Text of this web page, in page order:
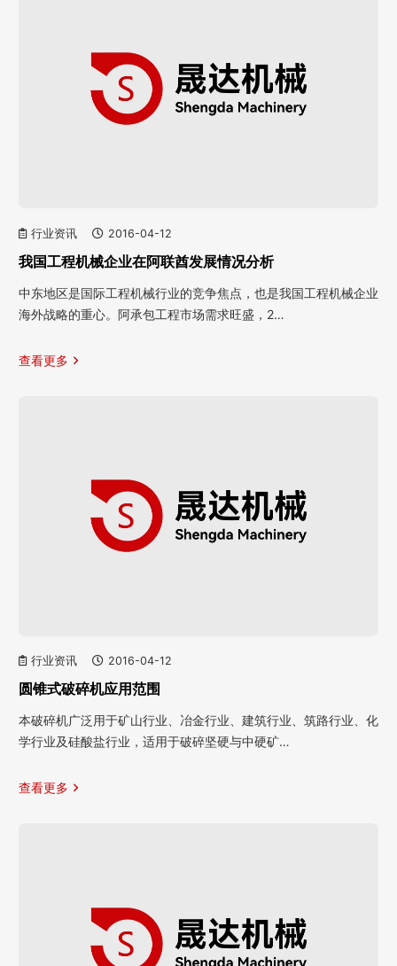
行业资讯 2016-04-12
我国工程机械企业在阿联酋发展情况分析
中东地区是国际工程机械行业的竞争焦点，也是我国工程机械企业
海外战略的重心。阿承包工程市场需求旺盛，2…
查看更多
行业资讯 2016-04-12
圆锥式破碎机应用范围
本破碎机广泛用于矿山行业、冶金行业、建筑行业、筑路行业、化
学行业及硅酸盐行业，适用于破碎坚硬与中硬矿…
查看更多